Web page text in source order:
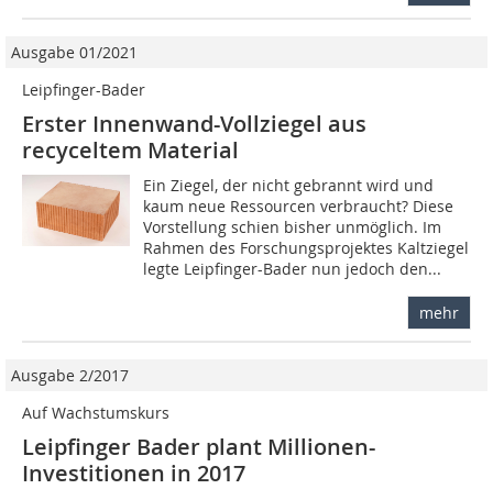
Ausgabe 01/2021
Leipfinger-Bader
Erster Innenwand-Vollziegel aus
recyceltem Material
Ein Ziegel, der nicht gebrannt wird und
kaum neue Ressourcen verbraucht? Diese
Vorstellung schien bisher unmöglich. Im
Rahmen des Forschungsprojektes Kaltziegel
legte Leipfinger-Bader nun jedoch den...
mehr
Ausgabe 2/2017
Auf Wachstumskurs
Leipfinger Bader plant Millionen-
Investitionen in 2017